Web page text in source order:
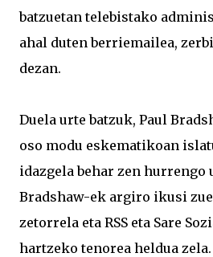
batzuetan telebistako
ahal duten berriemailea,
dezan.
Duela urte batzuk, Paul
oso modu eskematikoan
idazgela behar zen hurrengo
Bradshaw-ek argiro ikusi
zetorrela eta RSS eta Sare
hartzeko tenorea heldua zela.